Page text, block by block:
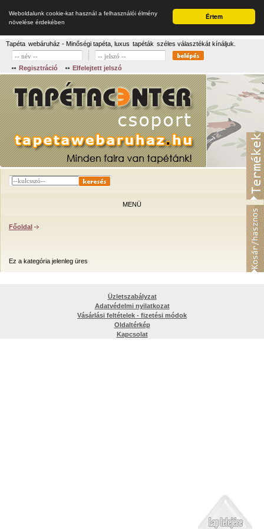
Értem
Weboldalunk cookie-kat használ a felhasználói élmény
növelése érdekében
Tapéta webáruház - Minőségi tapéta, luxus tapéták széles választékát kínáljuk.
Regisztráció Elfelejtett jelszó
MENÜ
Főoldal
Ez a kategória jelenleg üres
Üzletszabályzat
Adatvédelmi nyilatkozat
Vásárlási feltételek - fizetési módok
Oldaltérkép
Kapcsolat